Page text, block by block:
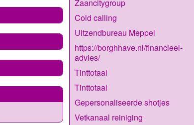
Zaancitygroup
Cold calling
Uitzendbureau Meppel
https://borghhave.nl/financieel-
advies/
Tinttotaal
Tinttotaal
Gepersonaliseerde shotjes
Vetkanaal reiniging